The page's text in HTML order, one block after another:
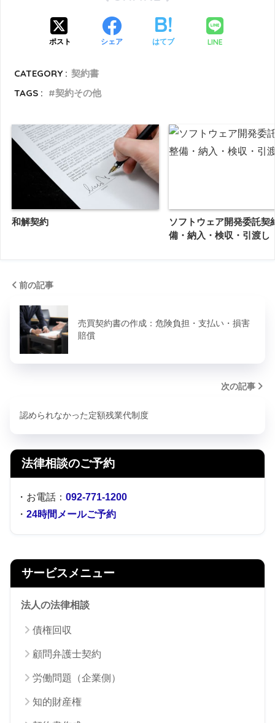
ポスト シェア はてブ LINE
CATEGORY : 契約書
TAGS :
契約その他
和解契約
ソフトウェア開発委託契
備・納入・検収・引渡し
前の記事
売買契約書の作成：危険負担・支払い・損害
賠償
次の記事
認められなかった定額残業代制度
法律相談のご予約
・お電話： 092-771-1200
・ 24時間メールご予約
サービスメニュー
法人の法律相談
債権回収
顧問弁護士契約
労働問題（企業側）
知的財産権